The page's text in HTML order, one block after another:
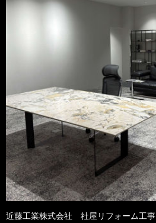
近藤工業株式会社 社屋リフォーム工事